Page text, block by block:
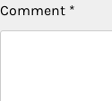
Comment *